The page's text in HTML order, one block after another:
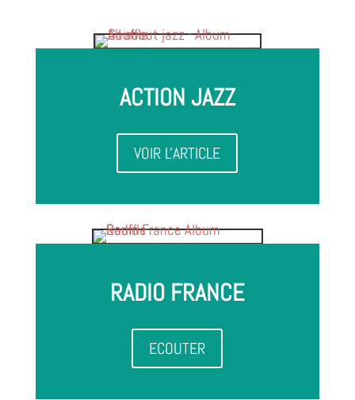
ACTION JAZZ
VOIR L'ARTICLE
RADIO FRANCE
ECOUTER